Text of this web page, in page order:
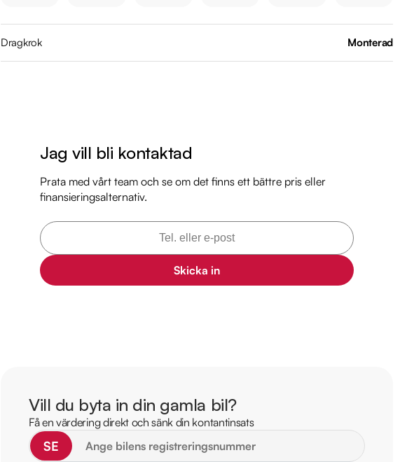
Servicehistorik:
2019-02-06 - 2422 mil
2021-03-16 - 5611 mil
2023-03-15 - 8152 mil
2024-03-13 - 9394 mil
2024-11-13 - 10150 mil
• Se närbilder och film på bilen
• Reservera bilen direkt online
• Få mer info om utrustning och tillval
Dragkrok Monterad
Jag vill bli kontaktad
Prata med vårt team och se om det finns ett bättre pris eller
finansieringsalternativ.
Skicka in
Vill du byta in din gamla bil?
Få en värdering direkt och sänk din kontantinsats
SE